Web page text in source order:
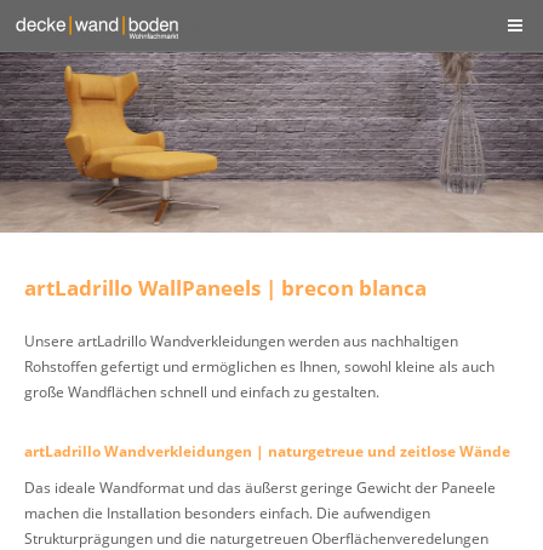
artLadrillo WallPaneels | brecon blanca
Unsere artLadrillo Wandverkleidungen werden aus nachhaltigen
Rohstoffen gefertigt und ermöglichen es Ihnen, sowohl kleine als auch
große Wandflächen schnell und einfach zu gestalten.
artLadrillo Wandverkleidungen | naturgetreue und zeitlose Wände
Das ideale Wandformat und das äußerst geringe Gewicht der Paneele
machen die Installation besonders einfach. Die aufwendigen
Strukturprägungen und die naturgetreuen Oberflächenveredelungen